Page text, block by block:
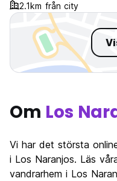
2.1km från city
Om Los
Vi har det största
i Los Naranjos. Läs
vandrarhem i Los